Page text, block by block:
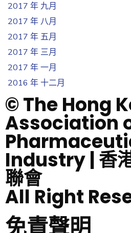
2017 年 九月
2017 年 八月
2017 年 五月
2017 年 三月
2017 年 一月
2016 年 十二月
© The Hong
Association
Industry | 香
聯會
All Right